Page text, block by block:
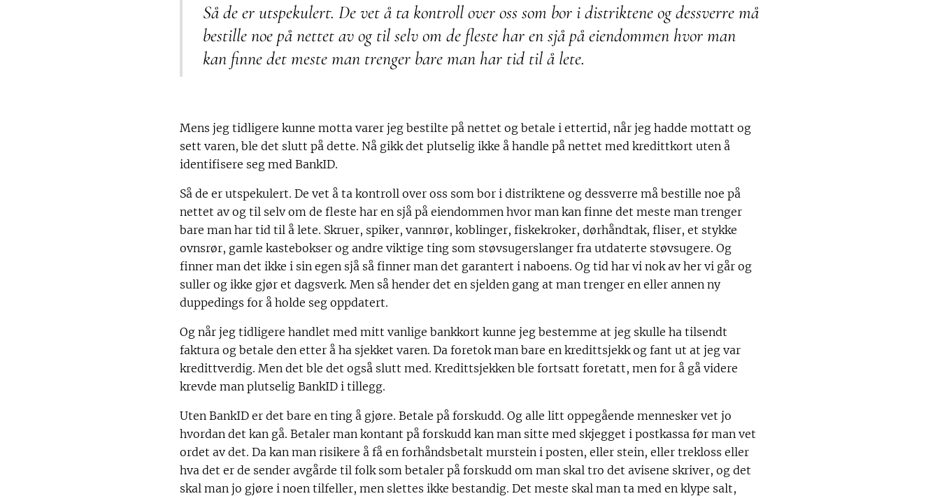
Så de er utspekulert. De vet å ta kontroll over oss som bor i distriktene og dessverre må
bestille noe på nettet av og til selv om de fleste har en sjå på eiendommen hvor man
kan finne det meste man trenger bare man har tid til å lete.
Mens jeg tidligere kunne motta varer jeg bestilte på nettet og betale i ettertid, når jeg hadde mottatt og
sett varen, ble det slutt på dette. Nå gikk det plutselig ikke å handle på nettet med kredittkort uten å
identifisere seg med BankID.
Så de er utspekulert. De vet å ta kontroll over oss som bor i distriktene og dessverre må bestille noe på
nettet av og til selv om de fleste har en sjå på eiendommen hvor man kan finne det meste man trenger
bare man har tid til å lete. Skruer, spiker, vannrør, koblinger, fiskekroker, dørhåndtak, fliser, et stykke
ovnsrør, gamle kastebokser og andre viktige ting som støvsugerslanger fra utdaterte støvsugere. Og
finner man det ikke i sin egen sjå så finner man det garantert i naboens. Og tid har vi nok av her vi går og
suller og ikke gjør et dagsverk. Men så hender det en sjelden gang at man trenger en eller annen ny
duppedings for å holde seg oppdatert.
Og når jeg tidligere handlet med mitt vanlige bankkort kunne jeg bestemme at jeg skulle ha tilsendt
faktura og betale den etter å ha sjekket varen. Da foretok man bare en kredittsjekk og fant ut at jeg var
kredittverdig. Men det ble det også slutt med. Kredittsjekken ble fortsatt foretatt, men for å gå videre
krevde man plutselig BankID i tillegg.
Uten BankID er det bare en ting å gjøre. Betale på forskudd. Og alle litt oppegående mennesker vet jo
hvordan det kan gå. Betaler man kontant på forskudd kan man sitte med skjegget i postkassa før man vet
ordet av det. Da kan man risikere å få en forhåndsbetalt murstein i posten, eller stein, eller trekloss eller
hva det er de sender avgårde til folk som betaler på forskudd om man skal tro det avisene skriver, og det
skal man jo gjøre i noen tilfeller, men slettes ikke bestandig. Det meste skal man ta med en klype salt,